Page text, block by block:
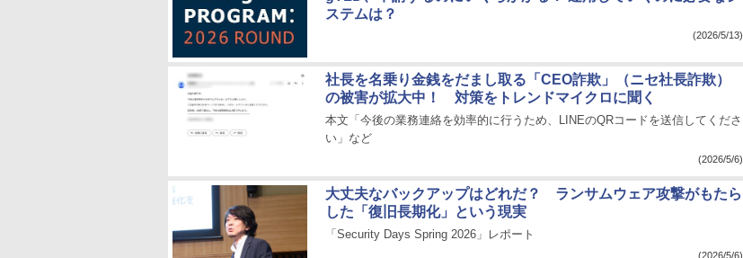
ステムは？
(2026/5/13)
社長を名乗り金銭をだまし取る「CEO詐欺」（ニセ社長詐欺）
の被害が拡大中！ 対策をトレンドマイクロに聞く
本文「今後の業務連絡を効率的に行うため、LINEのQRコードを送信してくださ
い」など
(2026/5/6)
大丈夫なバックアップはどれだ？ ランサムウェア攻撃がもたら
した「復旧長期化」という現実
「Security Days Spring 2026」レポート
(2026/5/6)